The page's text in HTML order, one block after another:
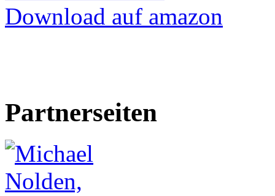
Partnerseiten